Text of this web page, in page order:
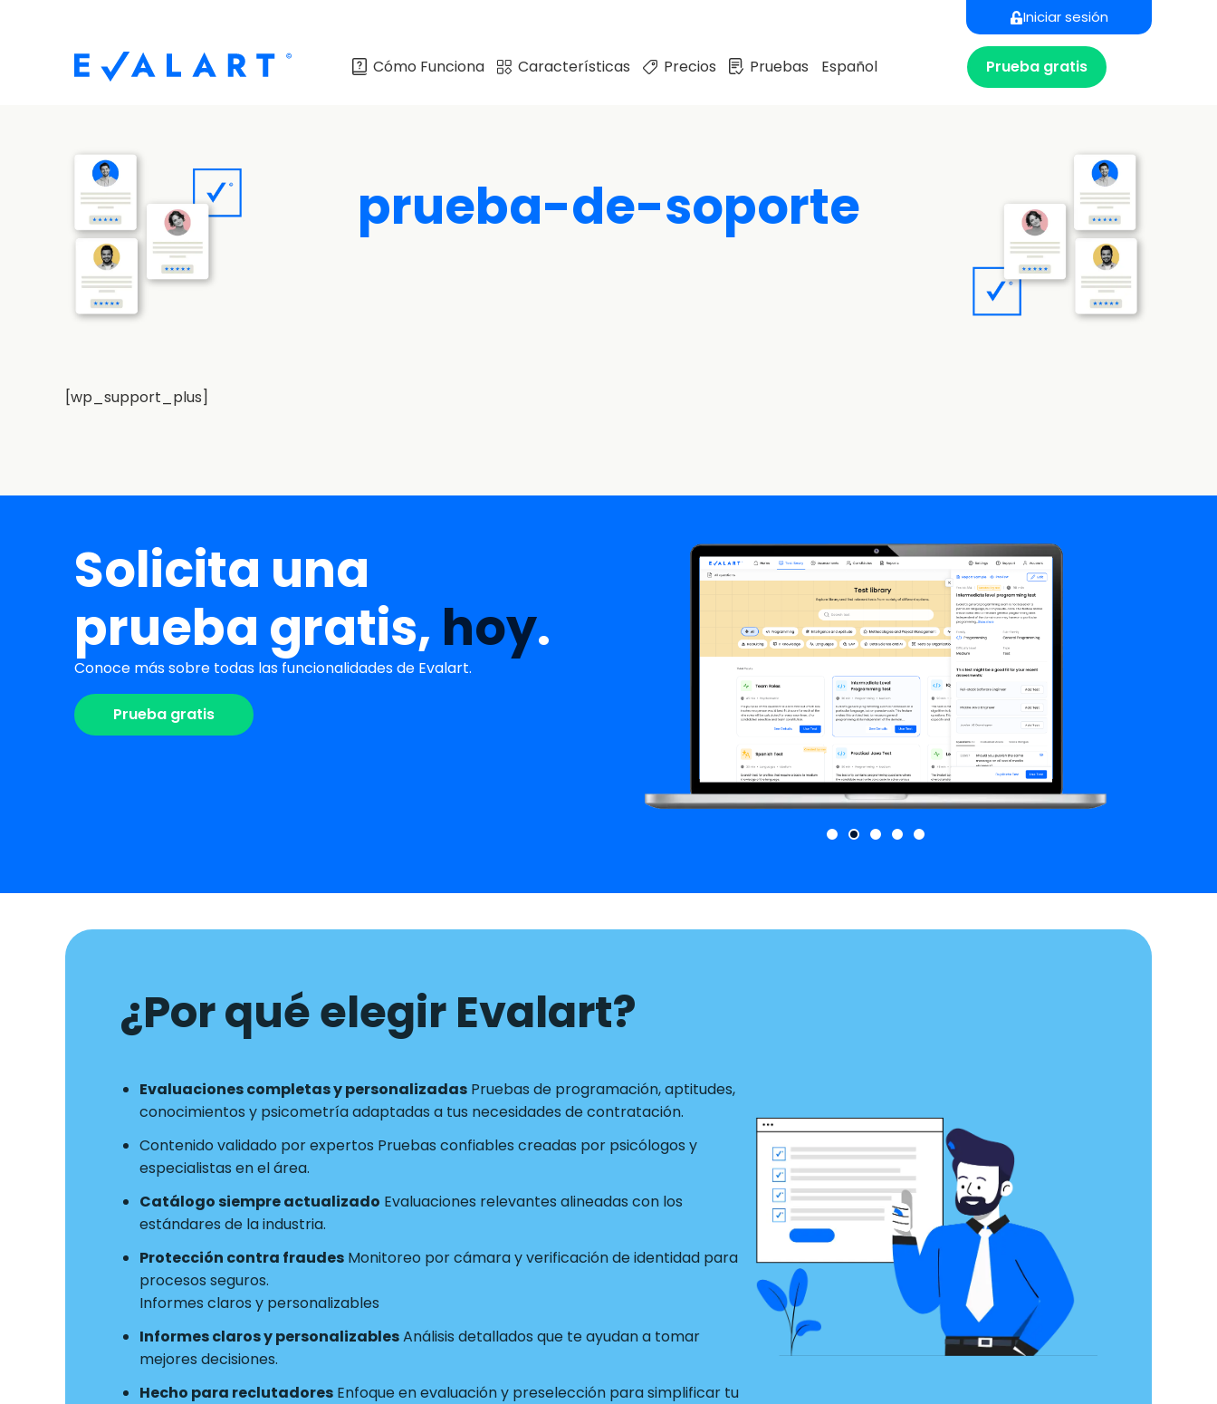
Iniciar sesión
Cómo Funciona Características Precios Pruebas Español Prueba gratis
prueba-de-soporte
[wp_support_plus]
Solicita una
prueba gratis, hoy.
Conoce más sobre todas las funcionalidades de Evalart.
Prueba gratis
¿Por qué elegir Evalart?
Evaluaciones completas y personalizadas Pruebas de programación, aptitudes,
conocimientos y psicometría adaptadas a tus necesidades de contratación.
Contenido validado por expertos Pruebas confiables creadas por psicólogos y
especialistas en el área.
Catálogo siempre actualizado Evaluaciones relevantes alineadas con los
estándares de la industria.
Protección contra fraudes Monitoreo por cámara y verificación de identidad para
procesos seguros.
Informes claros y personalizables
Informes claros y personalizablesAnálisis detallados que te ayudan a tomar
mejores decisiones.
Hecho para reclutadores Enfoque en evaluación y preselección para simplificar tu